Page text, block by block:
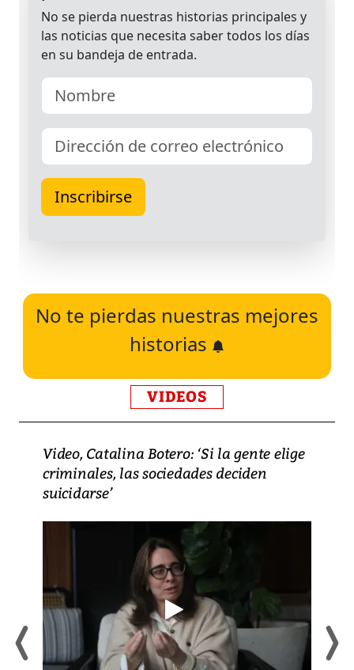
No te pierdas nuestras mejores
historias
VIDEOS
Video, Catalina Botero: ‘Si la gente elige
criminales, las sociedades deciden
suicidarse’